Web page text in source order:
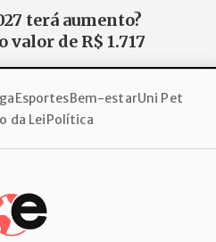
terá aumento?
de R$ 1.717
EsportesBem-estarUni Pet
da LeiPolítica